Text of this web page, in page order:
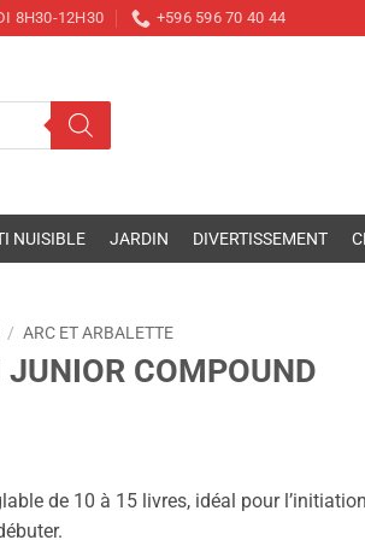
8H30-12H30 +596 596 70 40 44
NUISIBLE JARDIN DIVERTISSEMENT
/ ARC ET ARBALETTE
COMPOUND
de 10 à 15 livres, idéal pour